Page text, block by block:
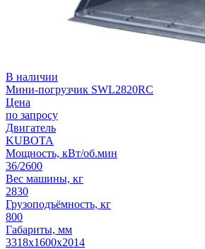
В наличии
Мини-погрузчик SWL2820RC
Цена
по запросу
Двигатель
KUBOTA
Мощность, кВт/об.мин
36/2600
Вес машины, кг
2830
Грузоподъёмность, кг
800
Габариты, мм
3318х1600х2014